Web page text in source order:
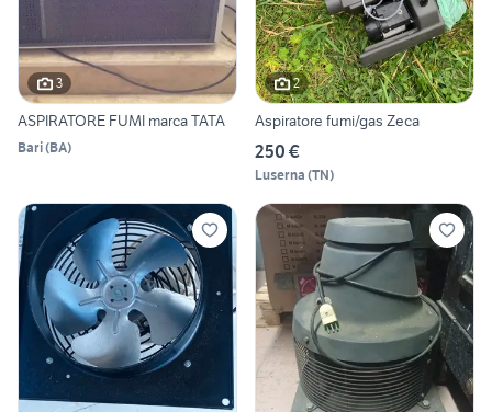
3
ASPIRATORE FUMI marca TATA
Bari(BA)
2
Aspiratore fumi/gas Zeca
250 €
Luserna (TN)